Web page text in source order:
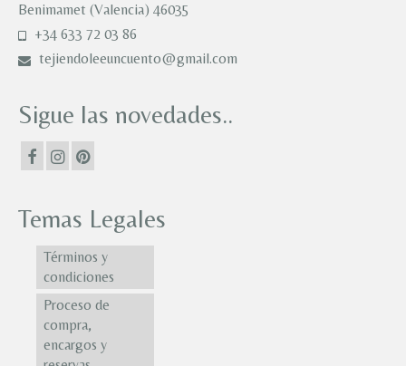
Benimamet (Valencia) 46035
+34 633 72 03 86
tejiendoleeuncuento@gmail.com
Sigue las novedades..
Temas Legales
Términos y
condiciones
Proceso de
compra,
encargos y